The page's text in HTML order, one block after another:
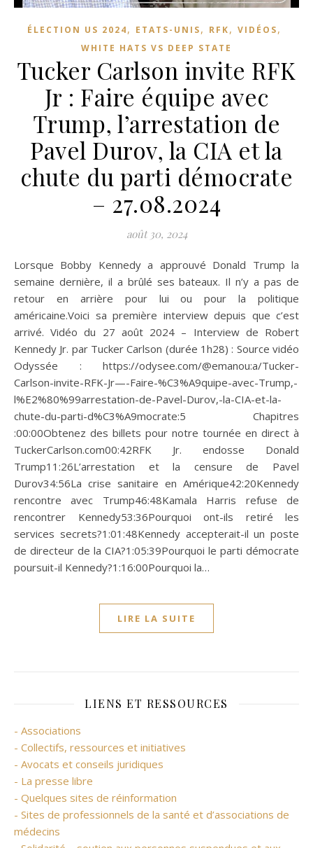
ÉLECTION US 2024, ETATS-UNIS, RFK, VIDÉOS,
WHITE HATS VS DEEP STATE
Tucker Carlson invite RFK
Jr : Faire équipe avec
Trump, l’arrestation de
Pavel Durov, la CIA et la
chute du parti démocrate
– 27.08.2024
août 30, 2024
Lorsque Bobby Kennedy a approuvé Donald Trump la
semaine dernière, il a brûlé ses bateaux. Il n’y a pas de
retour en arrière pour lui ou pour la politique
américaine.Voici sa première interview depuis que c’est
arrivé. Vidéo du 27 août 2024 – Interview de Robert
Kennedy Jr. par Tucker Carlson (durée 1h28) : Source vidéo
Odyssée : https://odysee.com/@emanou:a/Tucker-
Carlson-invite-RFK-Jr—-Faire-%C3%A9quipe-avec-Trump,-
l%E2%80%99arrestation-de-Pavel-Durov,-la-CIA-et-la-
chute-du-parti-d%C3%A9mocrate:5 Chapitres
:00:00Obtenez des billets pour notre tournée en direct à
TuckerCarlson.com00:42RFK Jr. endosse Donald
Trump11:26L’arrestation et la censure de Pavel
Durov34:56La crise sanitaire en Amérique42:20Kennedy
rencontre avec Trump46:48Kamala Harris refuse de
rencontrer Kennedy53:36Pourquoi ont-ils retiré les
services secrets?1:01:48Kennedy accepterait-il un poste
de directeur de la CIA?1:05:39Pourquoi le parti démocrate
poursuit-il Kennedy?1:16:00Pourquoi la…
LIRE LA SUITE
LIENS ET RESSOURCES
- Associations
- Collectifs, ressources et initiatives
- Avocats et conseils juridiques
- La presse libre
- Quelques sites de réinformation
- Sites de professionnels de la santé et d’associations de
médecins